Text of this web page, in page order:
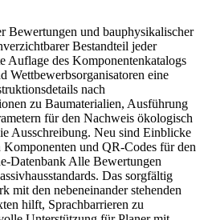
Bewertungen und bauphysikalischer
Bestandteil jeder
Auflage des Komponentenkatalogs
Wettbewerbsorganisatoren eine
nach
zu Baumaterialien, Ausführung
für den Nachweis ökologisch
Ausschreibung. Neu sind Einblicke
und QR-Codes für den
Datenbank Alle Bewertungen
Das sorgfältig
mit den nebeneinander stehenden
hilft, Sprachbarrieren zu